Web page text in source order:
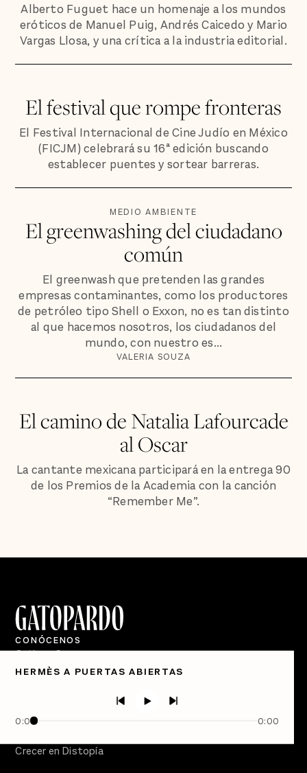
Alberto Fuguet hace un homenaje a los mundos
eróticos de Manuel Puig, Andrés Caicedo y Mario
Vargas Llosa, y una crítica a la industria editorial.
El festival que rompe fronteras
El Festival Internacional de Cine Judío en México
(FICJM) celebrará su 16ª edición buscando
establecer puentes y sortear barreras.
MEDIO AMBIENTE
El greenwashing del ciudadano
común
El greenwash que pretenden las grandes
empresas contaminantes, como los productores
de petróleo tipo Shell o Exxon, no es tan distinto
al que hacemos nosotros, los ciudadanos del
mundo, con nuestro es...
VALERIA SOUZA
El camino de Natalia Lafourcade
al Oscar
La cantante mexicana participará en la entrega 90
de los Premios de la Academia con la canción
“Remember Me”.
HERMÈS A PUERTAS ABIERTAS
0:00 0:00
CONÓCENOS
Quiénes Somos
Directorio
Semanario Gatopardo
Crecer en Distopía